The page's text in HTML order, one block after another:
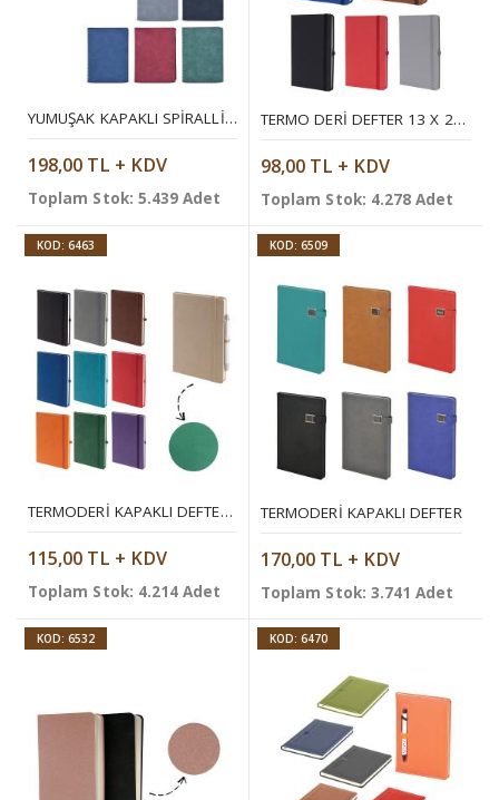
YUMUŞAK KAPAKLI SPIRALLI DEFTER 14,4 X 21,2 CM
198,00 TL + KDV
Toplam Stok: 5.439 Adet
TERMO DERI DEFTER 13 X 21 CM
98,00 TL + KDV
Toplam Stok: 4.278 Adet
KOD: 6463
TERMODERI KAPAKLI DEFTER ( 13 X 21 CM )
115,00 TL + KDV
Toplam Stok: 4.214 Adet
KOD: 6509
TERMODERI KAPAKLI DEFTER
170,00 TL + KDV
Toplam Stok: 3.741 Adet
KOD: 6532 KOD: 6470